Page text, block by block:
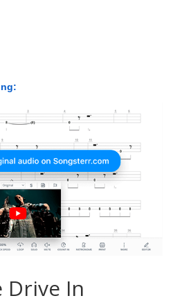
Drive In